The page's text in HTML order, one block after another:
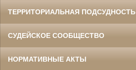
ТЕРРИТОРИАЛЬНАЯ ПОДСУДНОСТЬ
СУДЕЙСКОЕ СООБЩЕСТВО
НОРМАТИВНЫЕ АКТЫ